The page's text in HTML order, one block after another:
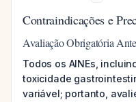
Contraindicações e
Avaliação Obrigatória
Todos os AINEs,
toxicidade
variável; portanto,